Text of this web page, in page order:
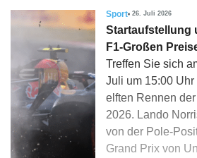
Sport 26. Juli 2026
Startaufstellung
F1-Großen
Treffen Sie sich
Juli um 15:00
elften Rennen
2026. Lando
von der Pole-
Grand Prix von